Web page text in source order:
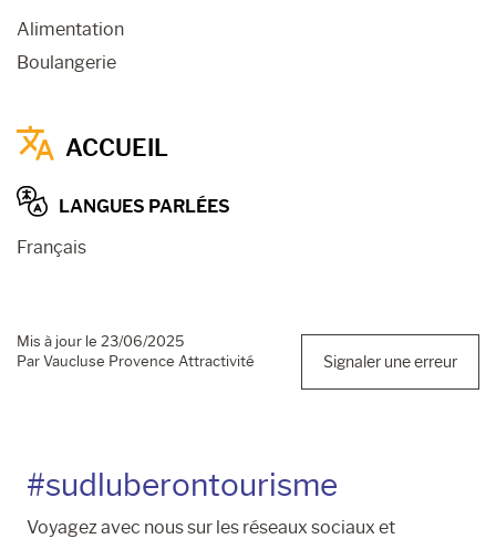
Alimentation
Boulangerie
ACCUEIL
LANGUES PARLÉES
Français
Mis à jour le 23/06/2025
Par Vaucluse Provence Attractivité
Signaler une erreur
#sudluberontourisme
Voyagez avec nous sur les réseaux sociaux et